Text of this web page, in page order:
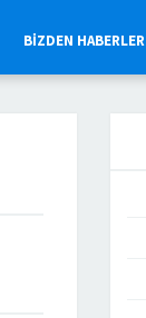
BIZDEN HABERLER